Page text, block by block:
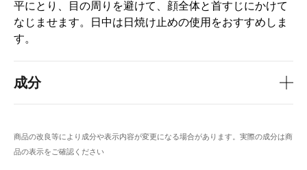
成分
商品の改良等により成分や表示内容が変更になる場合があります。実際の成分は商
品の表示をご確認ください
平にとり、目の周りを避けて、顔全体と首すじにかけて
なじませます。日中は日焼け止めの使用をおすすめしま
す。